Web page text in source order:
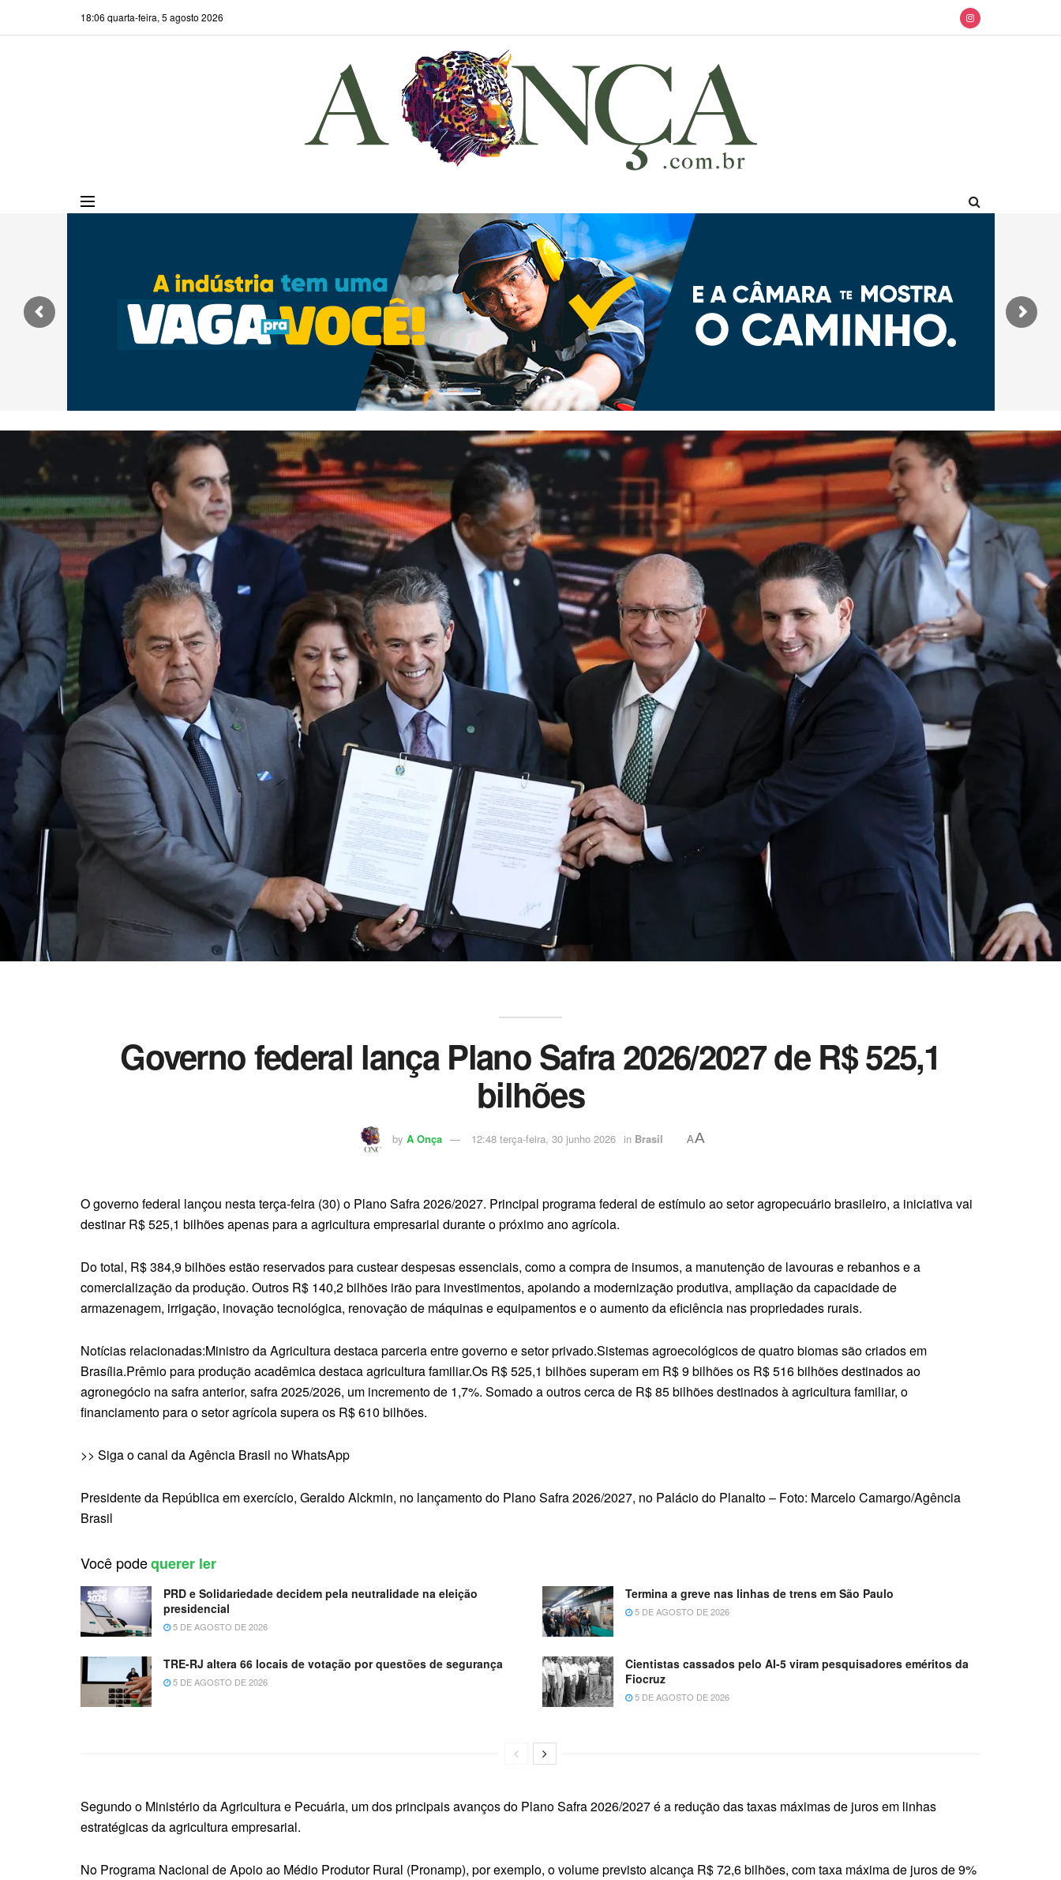
18:06 quarta-feira, 5 agosto 2026
Governo federal lança Plano Safra 2026/2027 de R$ 525,1
bilhões
by A Onça 12:48 terça-feira, 30 junho 2026 in Brasil AA
O governo federal lançou nesta terça-feira (30) o Plano Safra 2026/2027. Principal programa federal de estímulo ao setor agropecuário brasileiro, a iniciativa vai
destinar R$ 525,1 bilhões apenas para a agricultura empresarial durante o próximo ano agrícola.
Do total, R$ 384,9 bilhões estão reservados para custear despesas essenciais, como a compra de insumos, a manutenção de lavouras e rebanhos e a
comercialização da produção. Outros R$ 140,2 bilhões irão para investimentos, apoiando a modernização produtiva, ampliação da capacidade de
armazenagem, irrigação, inovação tecnológica, renovação de máquinas e equipamentos e o aumento da eficiência nas propriedades rurais.
Notícias relacionadas:Ministro da Agricultura destaca parceria entre governo e setor privado.Sistemas agroecológicos de quatro biomas são criados em
Brasília.Prêmio para produção acadêmica destaca agricultura familiar.Os R$ 525,1 bilhões superam em R$ 9 bilhões os R$ 516 bilhões destinados ao
agronegócio na safra anterior, safra 2025/2026, um incremento de 1,7%. Somado a outros cerca de R$ 85 bilhões destinados à agricultura familiar, o
financiamento para o setor agrícola supera os R$ 610 bilhões.
>> Siga o canal da Agência Brasil no WhatsApp
Presidente da República em exercício, Geraldo Alckmin, no lançamento do Plano Safra 2026/2027, no Palácio do Planalto – Foto: Marcelo Camargo/Agência
Brasil
Você podequerer ler
PRD e Solidariedade decidem pela neutralidade na eleição
presidencial
5 DE AGOSTO DE 2026
Termina a greve nas linhas de trens em São Paulo
5 DE AGOSTO DE 2026
TRE-RJ altera 66 locais de votação por questões de segurança
5 DE AGOSTO DE 2026
Cientistas cassados pelo AI-5 viram pesquisadores eméritos da
Fiocruz
5 DE AGOSTO DE 2026
Segundo o Ministério da Agricultura e Pecuária, um dos principais avanços do Plano Safra 2026/2027 é a redução das taxas máximas de juros em linhas
estratégicas da agricultura empresarial.
No Programa Nacional de Apoio ao Médio Produtor Rural (Pronamp), por exemplo, o volume previsto alcança R$ 72,6 bilhões, com taxa máxima de juros de 9%